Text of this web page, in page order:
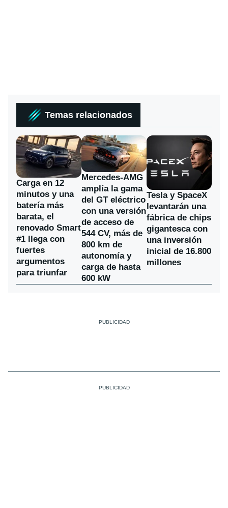
Temas relacionados
Carga en 12
minutos y una
batería más
barata, el
renovado Smart
#1 llega con
fuertes
argumentos
para triunfar
Mercedes-AMG
amplía la gama
del GT eléctrico
con una versión
de acceso de
544 CV, más de
800 km de
autonomía y
carga de hasta
600 kW
Tesla y SpaceX
levantarán una
fábrica de chips
gigantesca con
una inversión
inicial de 16.800
millones